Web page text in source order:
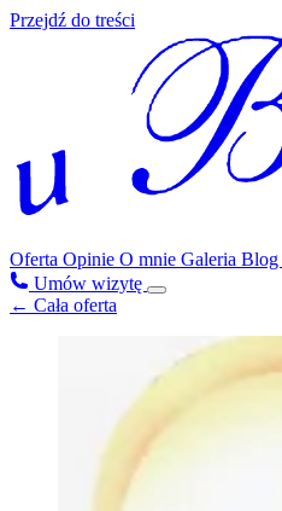
Przejdź do treści
Oferta Opinie O mnie Galeria Blog
Umów wizytę
← Cała oferta